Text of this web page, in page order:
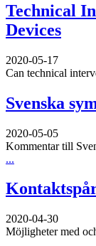
Technical
Devices
2020-05-17
Can technical
Svenska
2020-05-05
Kommentar till
...
2020-04-30
Möjligheter med